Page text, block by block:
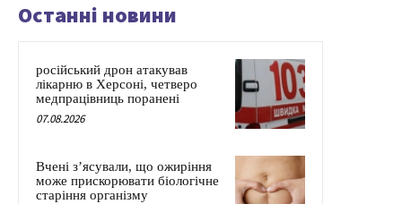
Останні новини
російський дрон атакував
лікарню в Херсоні, четверо
медпрацівниць поранені
07.08.2026
Вчені з’ясували, що ожиріння
може прискорювати біологічне
старіння організму